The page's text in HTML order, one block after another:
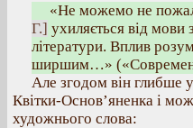
«Не можемо не
Г.] ухиляється від мови
літератури. Вплив
ширшим…»
Але згодом він глибше
Квітки-Основ’яненка і
художнього слова: